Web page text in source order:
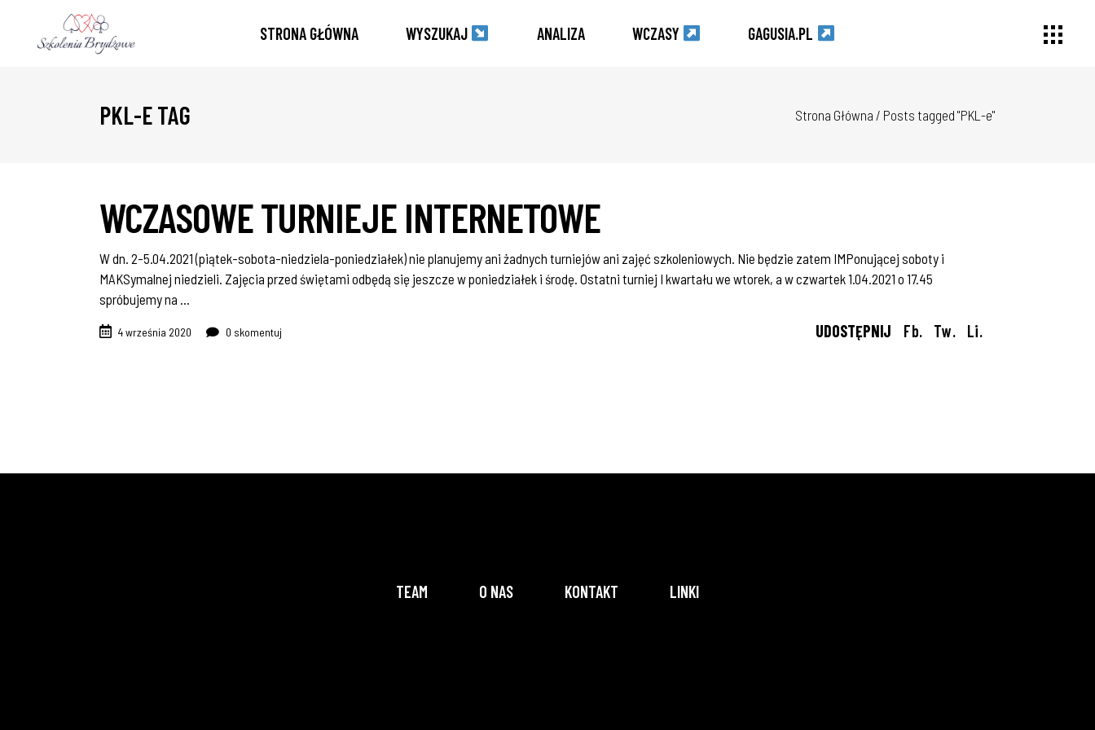
STRONA GŁÓWNA WYSZUKAJ ANALIZA WCZASY GAGUSIA.PL
PKL-E TAG Strona Główna / Posts tagged "PKL-e"
WCZASOWE TURNIEJE INTERNETOWE
W dn. 2-5.04.2021 (piątek-sobota-niedziela-poniedziałek) nie planujemy ani żadnych turniejów ani zajęć szkoleniowych. Nie będzie zatem IMPonującej soboty i
MAKSymalnej niedzieli. Zajęcia przed świętami odbędą się jeszcze w poniedziałek i środę. Ostatni turniej I kwartału we wtorek, a w czwartek 1.04.2021 o 17.45
spróbujemy na
4 września 2020 0 skomentuj UDOSTĘPNIJ Fb. Tw. Li.
TEAM O NAS KONTAKT LINKI